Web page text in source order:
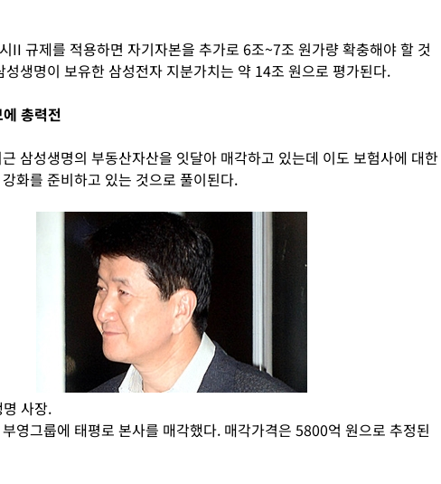
II 규제를 적용하면 자기자본을 추가로 6조~7조 원가량 확충해야 할 것
성생명이 보유한 삼성전자 지분가치는 약 14조 원으로 평가된다.
총력전
삼성생명의 부동산자산을 잇달아 매각하고 있는데 이도 보험사에 대한
화를 준비하고 있는 것으로 풀이된다.
사장.
영그룹에 태평로 본사를 매각했다. 매각가격은 5800억 원으로 추정된